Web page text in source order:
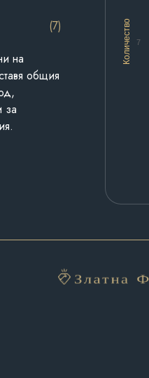
Количество 7
(7)
на
общия
за